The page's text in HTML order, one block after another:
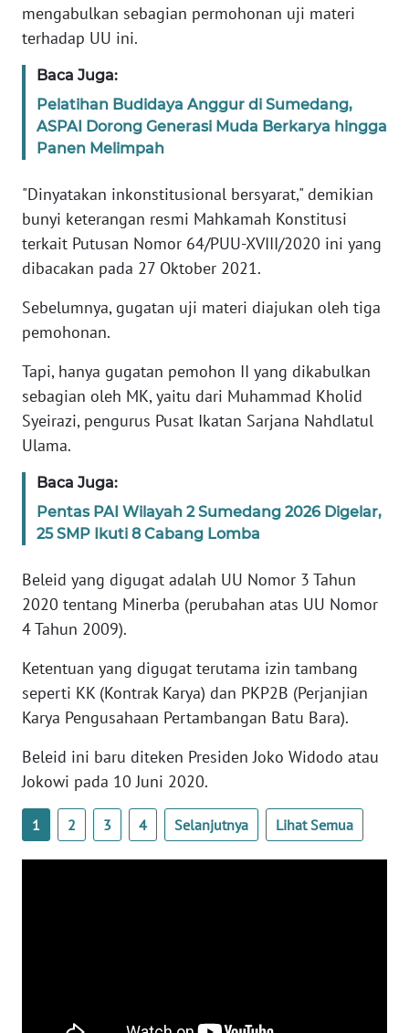
mengabulkan sebagian permohonan uji materi
terhadap UU ini.
Baca Juga:
Pelatihan Budidaya Anggur di Sumedang,
ASPAI Dorong Generasi Muda Berkarya hingga
Panen Melimpah
"Dinyatakan inkonstitusional bersyarat," demikian
bunyi keterangan resmi Mahkamah Konstitusi
terkait Putusan Nomor 64/PUU-XVIII/2020 ini yang
dibacakan pada 27 Oktober 2021.
Sebelumnya, gugatan uji materi diajukan oleh tiga
pemohonan.
Tapi, hanya gugatan pemohon II yang dikabulkan
sebagian oleh MK, yaitu dari Muhammad Kholid
Syeirazi, pengurus Pusat Ikatan Sarjana Nahdlatul
Ulama.
Baca Juga:
Pentas PAI Wilayah 2 Sumedang 2026 Digelar,
25 SMP Ikuti 8 Cabang Lomba
Beleid yang digugat adalah UU Nomor 3 Tahun
2020 tentang Minerba (perubahan atas UU Nomor
4 Tahun 2009).
Ketentuan yang digugat terutama izin tambang
seperti KK (Kontrak Karya) dan PKP2B (Perjanjian
Karya Pengusahaan Pertambangan Batu Bara).
Beleid ini baru diteken Presiden Joko Widodo atau
Jokowi pada 10 Juni 2020.
1 2 3 4 Selanjutnya Lihat Semua
DISCLAIMER
Wahana
Regional
WN
WN
JAKARTA
JABAR
BANTEN
WN
NTT
WN
KEPRI
PAPUA
WN
BARAT
RIAU
WN
WN
JAMBI